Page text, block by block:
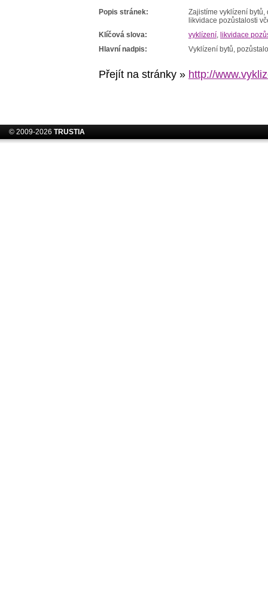
Popis stránek:
Zajistíme vyklízení
likvidace pozůstalosti
Klíčová slova:
vyklízení, likvidace
Hlavní nadpis:
Vyklízení bytů,
Přejít na stránky » http://
© 2009-2026 TRUSTIA